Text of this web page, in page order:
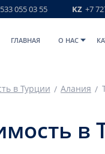
055 03 55 KZ +7
ГЛАВНАЯ O НАС
в Турции Алания
в